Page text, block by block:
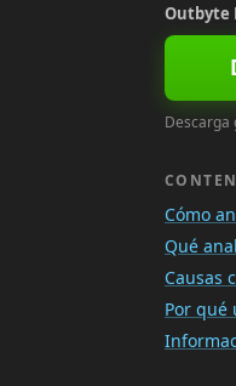
Outbyte
Descarga
Cómo
Qué
Causas
Por qué